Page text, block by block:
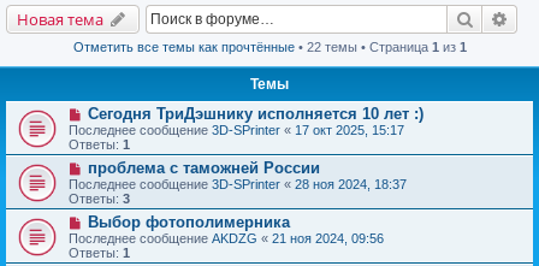
Новая тема Поиск
Отметить все темы как прочтённые• 22 темы • Страница 1 из 1
Темы
Сегодня ТриДэшнику исполняется 10 лет :)
Последнее сообщение 3D-SPrinter « 17 окт 2025, 15:17
Ответы: 1
проблема с таможней России
Последнее сообщение 3D-SPrinter « 28 ноя 2024, 18:37
Ответы: 3
Выбор фотополимерника
Последнее сообщение AKDZG « 21 ноя 2024, 09:56
Ответы: 1